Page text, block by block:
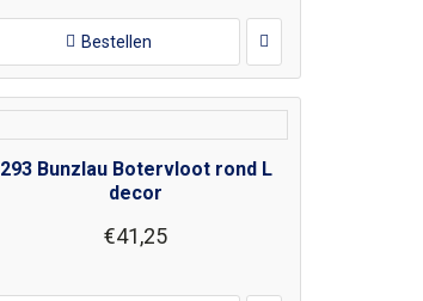
Bestellen
293 Bunzlau Botervloot rond L
decor
€41,25